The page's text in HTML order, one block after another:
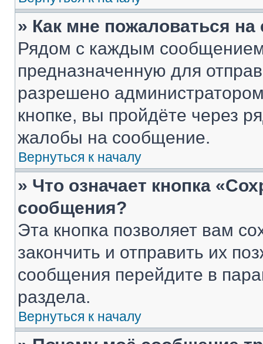
» Как мне пожаловаться
Рядом с каждым сообщением
предназначенную для
разрешено
кнопке, вы пройдёте через
жалобы на сообщение.
Вернуться к началу
» Что означает кнопка
сообщения?
Эта кнопка позволяет вам
закончить и отправить их
сообщения перейдите в
раздела.
Вернуться к началу